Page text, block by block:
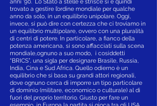
trovato a gestire l’ordine mondiale per qualche
anno da solo, in un equilibrio unipolare. Oggi,
invece, si può dire con certezza che ci troviamo in
un equilibrio multipolare, ovvero con una pluralità
di centri di potere. In particolare, a fianco della
potenza americana, si sono affacciati sulla scena
mondiale,ognuno a suo modo, i cosiddetti
“BRICS”, una sigla per designare Brasile, Russia,
India, Cina e Sud Africa. Quello odierno è un
equilibrio che si basa su grandi attori regionali,
dove ognuno cerca di imporre un tipo particolare
di dominio (militare, economico o culturale) al di
fuori del proprio territorio. Giusto per fare un